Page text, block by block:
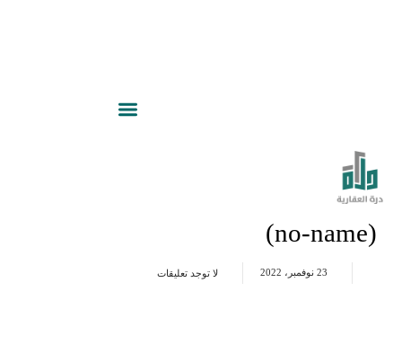
(no-name)
23 نوفمبر، 2022 لا توجد تعليقات